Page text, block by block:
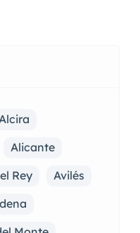
Alicante
Rey
Avilés